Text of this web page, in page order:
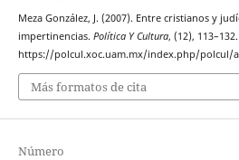
Meza González, J. (2007). Entre cristianos y
impertinencias. Política Y Cultura, (12),
https://polcul.xoc.uam.mx/index.php/polcul/
Más formatos de cita
Número